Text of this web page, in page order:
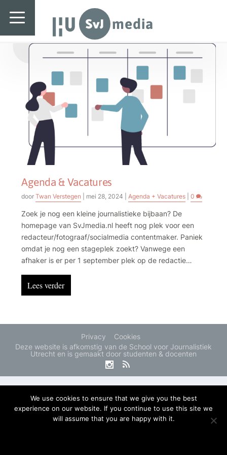
SvJ media
Tag: Telegraaf
Agenda & Vacatures
doorTwan Verstegen mei 28, 2024 Agenda + Vacatures |0
Zoek je nog een kleine journalistieke bijbaan? De
homepage van SvJmedia.nl heeft nog plek voor een
redacteur/fotograaf/socialmedia contentmaker. Paniek
omdat je nog een stageplek zoekt? Vanwege een
afhaker is er per 1 september plek op de redactie
serie een contentmaker. Check ook de andere
vacatures en leuke bijbanen.
Lees verder
Privacy
Cookies
Deze website is afkomstig van de School voor Journalistiek
Utrecht en is gemaakt door studenten & docenten
SvJ media
Landelijk
Regionaal
Specials & International
In de praktijk
Freelancebureau
Agenda & Vacatures
We use cookies to ensure that we give you the best
experience on our website. If you continue to use this site we
will assume that you are happy with it.